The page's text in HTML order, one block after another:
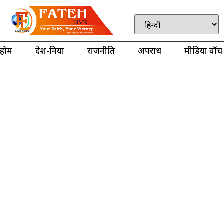
होम देश-दुनिया राजनीति अपराध मीडिया वॉच